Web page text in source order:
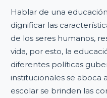
Hablar de una
dignificar las
de los seres humanos,
vida, por esto, la
diferentes políticas
institucionales se aboca
escolar se brinden las